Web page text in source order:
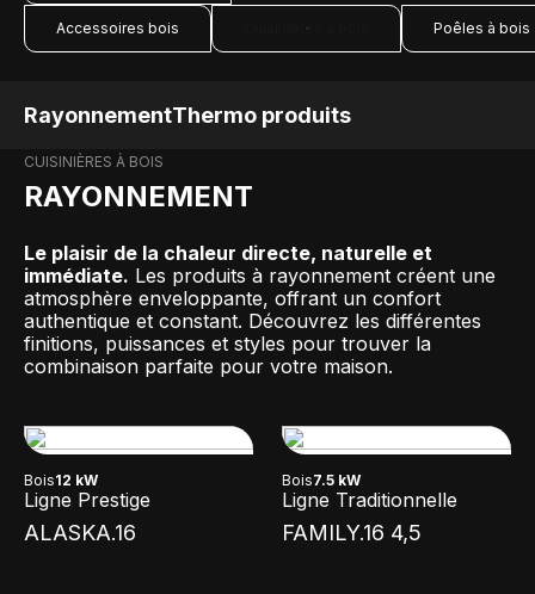
Accessoires bois Cuisinières à bois Poêles à bois
RayonnementThermo produits
CUISINIÈRES À BOIS
RAYONNEMENT
Le plaisir de la chaleur directe, naturelle et
immédiate. Les produits à rayonnement créent une
atmosphère enveloppante, offrant un confort
authentique et constant. Découvrez les différentes
finitions, puissances et styles pour trouver la
combinaison parfaite pour votre maison.
Bois12 kW
Ligne Prestige
ALASKA.16
Bois7.5 kW
Ligne Traditionnelle
FAMILY.16 4,5